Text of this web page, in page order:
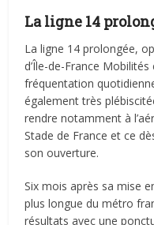
La ligne 14
La ligne 14 prolongée,
d’Île-de-France
fréquentation
également très
rendre notamment à
Stade de France et ce
son ouverture.
Six mois après sa mise
plus longue du métro
résultats avec une